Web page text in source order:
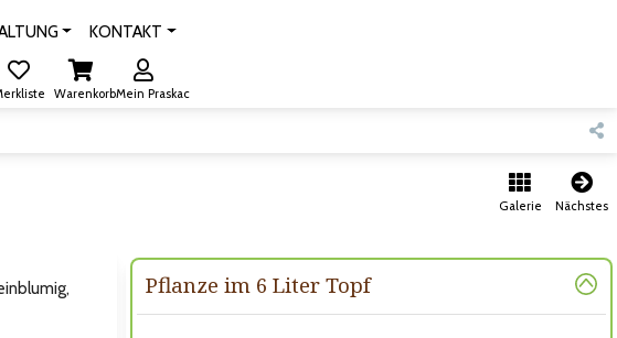
KONTAKT
WarenkorbMein Praskac
Galerie Nächstes
Pflanze im 6 Liter Topf